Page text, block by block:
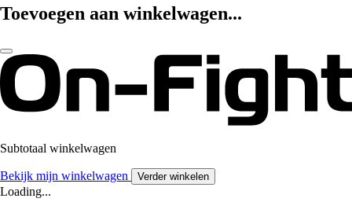
Toevoegen aan winkelwagen...
Subtotaal winkelwagen
Bekijk mijn winkelwagen Verder winkelen
Loading...